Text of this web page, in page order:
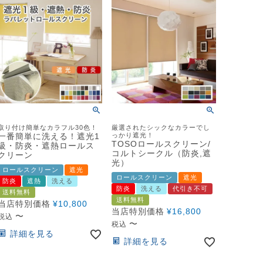
り付け簡単なカラフル30色！
番簡単に洗える！遮光1
・防炎・遮熱ロールス
リーン
ロールスクリーン
遮光
防炎
遮熱
洗える
送料無料
店特別価格 ¥10,800
込 〜
詳細を見る
厳選されたシックなカラーでし
っかり遮光！
TOSOロールスクリーン/
コルトシークル（防炎,遮
光）
ロールスクリーン
遮光
防炎
洗える
代引き不可
送料無料
当店特別価格 ¥16,800
税込 〜
詳細を見る